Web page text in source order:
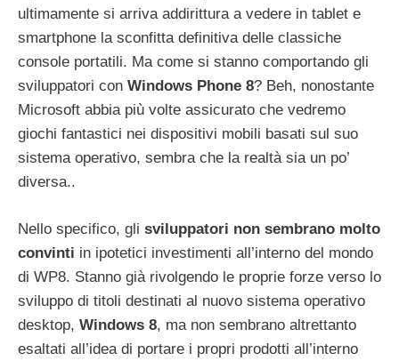
ultimamente si arriva addirittura a vedere in tablet e
smartphone la sconfitta definitiva delle classiche
console portatili. Ma come si stanno comportando gli
sviluppatori con Windows Phone 8? Beh, nonostante
Microsoft abbia più volte assicurato che vedremo
giochi fantastici nei dispositivi mobili basati sul suo
sistema operativo, sembra che la realtà sia un po’
diversa..
Nello specifico, gli sviluppatori non sembrano molto
convinti in ipotetici investimenti all’interno del mondo
di WP8. Stanno già rivolgendo le proprie forze verso lo
sviluppo di titoli destinati al nuovo sistema operativo
desktop, Windows 8, ma non sembrano altrettanto
esaltati all’idea di portare i propri prodotti all’interno